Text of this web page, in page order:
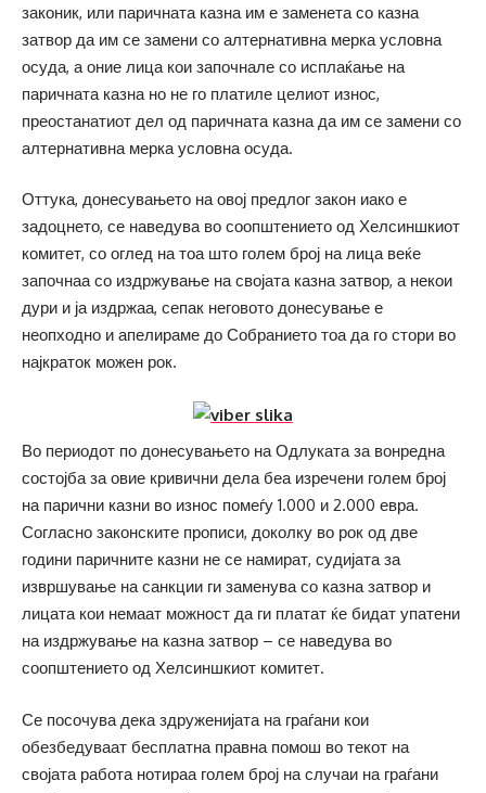
законик, или паричната казна им е заменета со казна
затвор да им се замени со алтернативна мерка условна
осуда, а оние лица кои започнале со исплаќање на
паричната казна но не го платиле целиот износ,
преостанатиот дел од паричната казна да им се замени со
алтернативна мерка условна осуда.
Оттука, донесувањето на овој предлог закон иако е
задоцнето, се наведува во соопштението од Хелсиншкиот
комитет, со оглед на тоа што голем број на лица веќе
започнаа со издржување на својата казна затвор, а некои
дури и ја издржаа, сепак неговото донесување е
неопходно и апелираме до Собранието тоа да го стори во
најкраток можен рок.
Во периодот по донесувањето на Одлуката за вонредна
состојба за овие кривични дела беа изречени голем број
на парични казни во износ помеѓу 1.000 и 2.000 евра.
Согласно законските прописи, доколку во рок од две
години паричните казни не се намират, судијата за
извршување на санкции ги заменува со казна затвор и
лицата кои немаат можност да ги платат ќе бидат упатени
на издржување на казна затвор – се наведува во
соопштението од Хелсиншкиот комитет.
Се посочува дека здруженијата на граѓани кои
обезбедуваат бесплатна правна помош во текот на
својата работа нотираа голем број на случаи на граѓани